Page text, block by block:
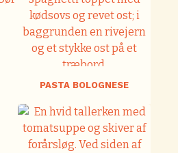
PASTA BOLOGNESE